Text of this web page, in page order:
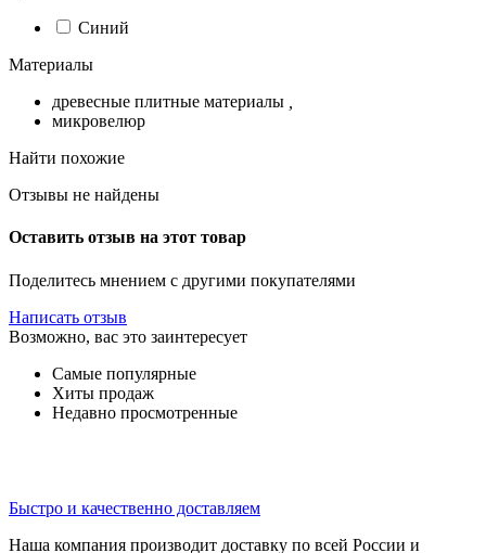
Синий
Материалы
древесные плитные материалы
микровелюр
Найти похожие
Отзывы не найдены
Оставить отзыв на этот товар
Поделитесь мнением с другими покупателями
Написать отзыв
Возможно, вас это заинтересует
Самые популярные
Хиты продаж
Недавно просмотренные
Быстро и качественно доставляем
Наша компания производит доставку по всей России и